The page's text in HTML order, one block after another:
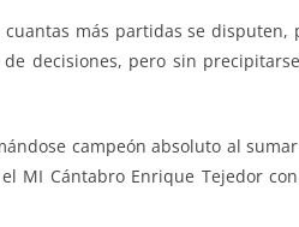
más partidas se
decisiones, pero sin
campeón absoluto al
MI Cántabro Enrique Tejedor